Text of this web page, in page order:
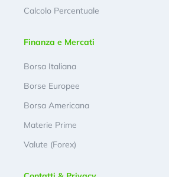
Calcolo Percentuale
Finanza e Mercati
Borsa Italiana
Borse Europee
Borsa Americana
Materie Prime
Valute (Forex)